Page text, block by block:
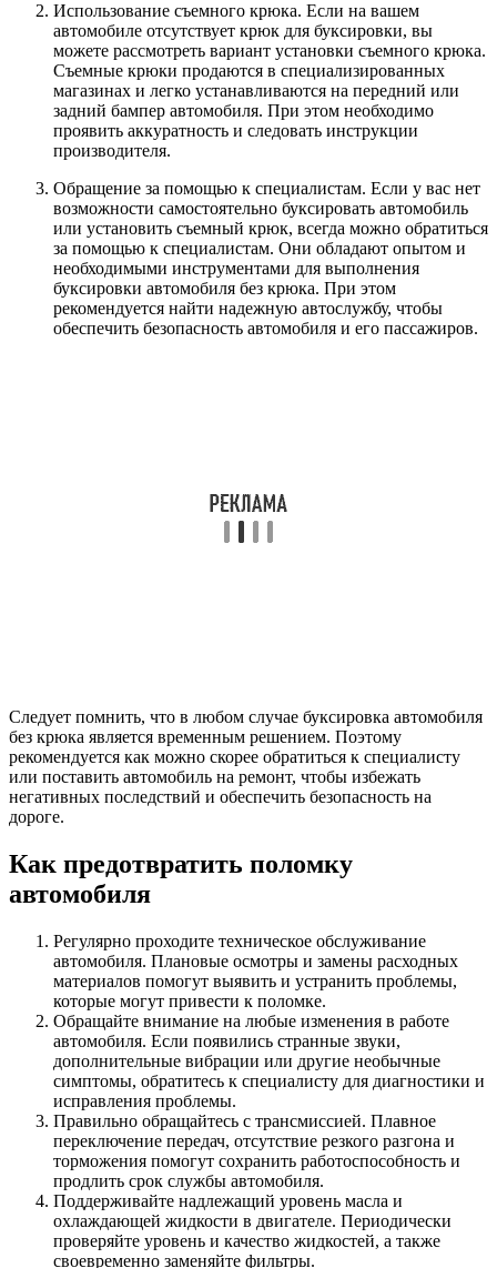
Использование съемного крюка. Если на вашем
автомобиле отсутствует крюк для буксировки, вы
можете рассмотреть вариант установки съемного крюка.
Съемные крюки продаются в специализированных
магазинах и легко устанавливаются на передний или
задний бампер автомобиля. При этом необходимо
проявить аккуратность и следовать инструкции
производителя.
Обращение за помощью к специалистам. Если у вас нет
возможности самостоятельно буксировать автомобиль
или установить съемный крюк, всегда можно обратиться
за помощью к специалистам. Они обладают опытом и
необходимыми инструментами для выполнения
буксировки автомобиля без крюка. При этом
рекомендуется найти надежную автослужбу, чтобы
обеспечить безопасность автомобиля и его пассажиров.
Следует помнить, что в любом случае буксировка автомобиля
без крюка является временным решением. Поэтому
рекомендуется как можно скорее обратиться к специалисту
или поставить автомобиль на ремонт, чтобы избежать
негативных последствий и обеспечить безопасность на
дороге.
Как предотвратить поломку
автомобиля
Регулярно проходите техническое обслуживание
автомобиля. Плановые осмотры и замены расходных
материалов помогут выявить и устранить проблемы,
которые могут привести к поломке.
Обращайте внимание на любые изменения в работе
автомобиля. Если появились странные звуки,
дополнительные вибрации или другие необычные
симптомы, обратитесь к специалисту для диагностики и
исправления проблемы.
Правильно обращайтесь с трансмиссией. Плавное
переключение передач, отсутствие резкого разгона и
торможения помогут сохранить работоспособность и
продлить срок службы автомобиля.
Поддерживайте надлежащий уровень масла и
охлаждающей жидкости в двигателе. Периодически
проверяйте уровень и качество жидкостей, а также
своевременно заменяйте фильтры.